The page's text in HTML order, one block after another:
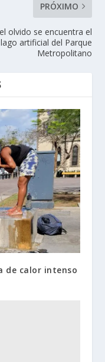
PRÓXIMO
olvido se encuentra el
lago artificial del Parque
Metropolitano
de calor intenso